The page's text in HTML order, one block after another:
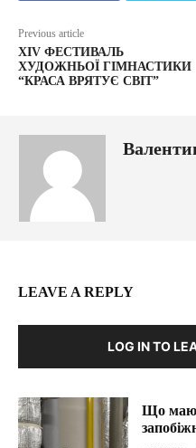
Previous article
ХІV ФЕСТИВАЛЬ
ХУДОЖНЬОЇ ГІМНАСТИКИ
“КРАСА ВРЯТУЄ СВІТ”
LEAVE A REPLY
LOG IN TO
Що